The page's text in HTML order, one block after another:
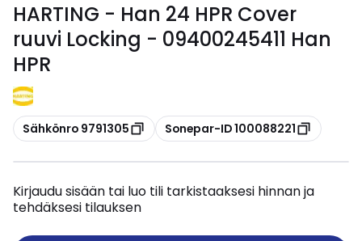
HARTING - Han 24 HPR Cover
ruuvi Locking - 09400245411 Han
HPR
Kopioi
Sähkönro 9791305 Kopioi
Sonepar-ID 100088221
Kirjaudu sisään tai luo tili tarkistaaksesi hinnan ja
tehdäksesi tilauksen